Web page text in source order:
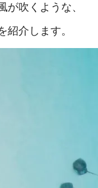
が吹くような、
紹介します。